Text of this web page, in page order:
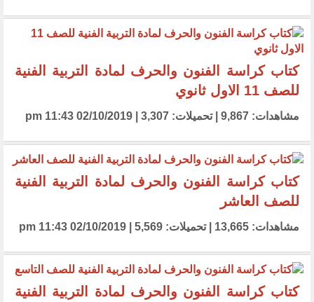
كتاب كراسة الفنون والحرف لمادة التربية الفنية
للصف 11 الاول ثانوي
مشاهدات: 9,867 | تحميلات: 3,307 | 02/10/2019 11:43 pm
كتاب كراسة الفنون والحرف لمادة التربية الفنية
للصف العاشر
مشاهدات: 13,665 | تحميلات: 5,569 | 02/10/2019 11:43 pm
كتاب كراسة الفنون والحرف لمادة التربية الفنية